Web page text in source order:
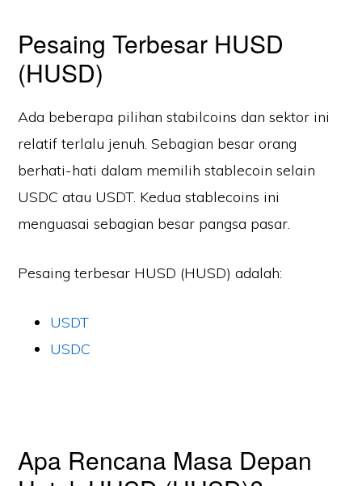
Pesaing Terbesar HUSD
(HUSD)
Ada beberapa pilihan stabilcoins dan sektor ini
relatif terlalu jenuh. Sebagian besar orang
berhati-hati dalam memilih stablecoin selain
USDC atau USDT. Kedua stablecoins ini
menguasai sebagian besar pangsa pasar.
Pesaing terbesar HUSD (HUSD) adalah:
USDT
USDC
Apa Rencana Masa Depan